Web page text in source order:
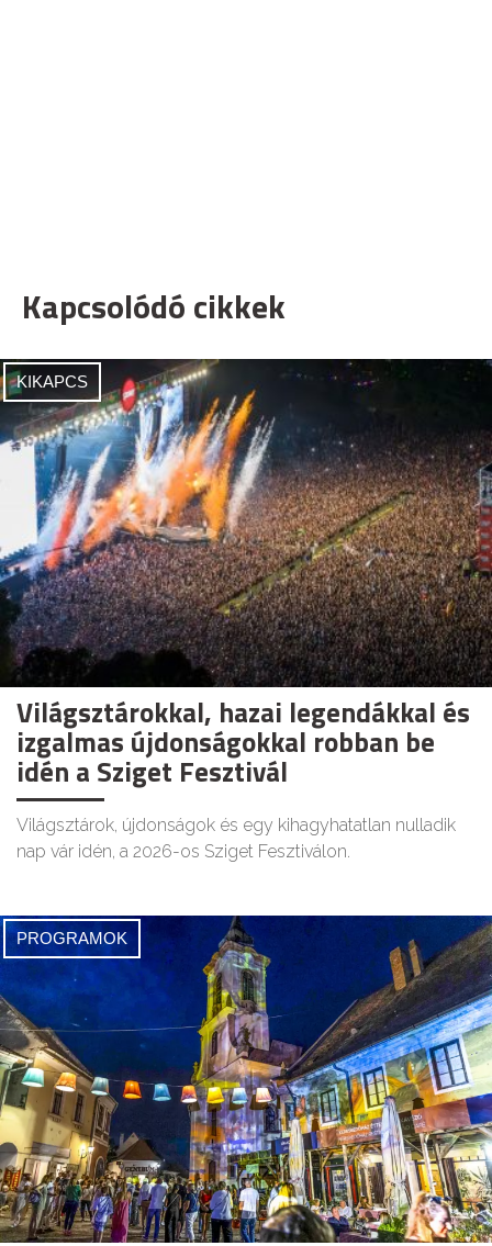
Kapcsolódó cikkek
KIKAPCS
Világsztárokkal, hazai legendákkal és
izgalmas újdonságokkal robban be
idén a Sziget Fesztivál
Világsztárok, újdonságok és egy kihagyhatatlan nulladik
nap vár idén, a 2026-os Sziget Fesztiválon.
PROGRAMOK